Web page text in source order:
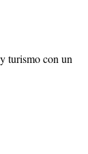
turismo con un